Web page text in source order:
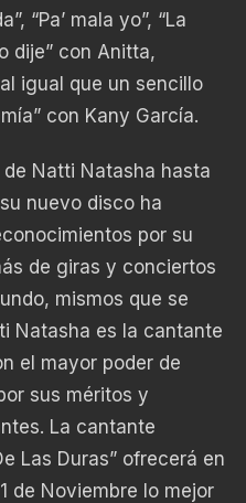
“Pa’ mala yo”, “La
dije” con Anitta,
al igual que un sencillo
con Kany García.
Natti Natasha hasta
nuevo disco ha
por su
de giras y conciertos
mismos que se
Natasha es la cantante
el mayor poder de
sus méritos y
La cantante
Las Duras” ofrecerá en
de Noviembre lo mejor